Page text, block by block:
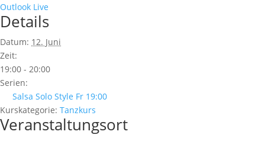
Outlook Live
Details
Datum: 12. Juni
Zeit:
19:00 - 20:00
Serien:
Salsa Solo Style Fr 19:00
Kurskategorie: Tanzkurs
Veranstaltungsort